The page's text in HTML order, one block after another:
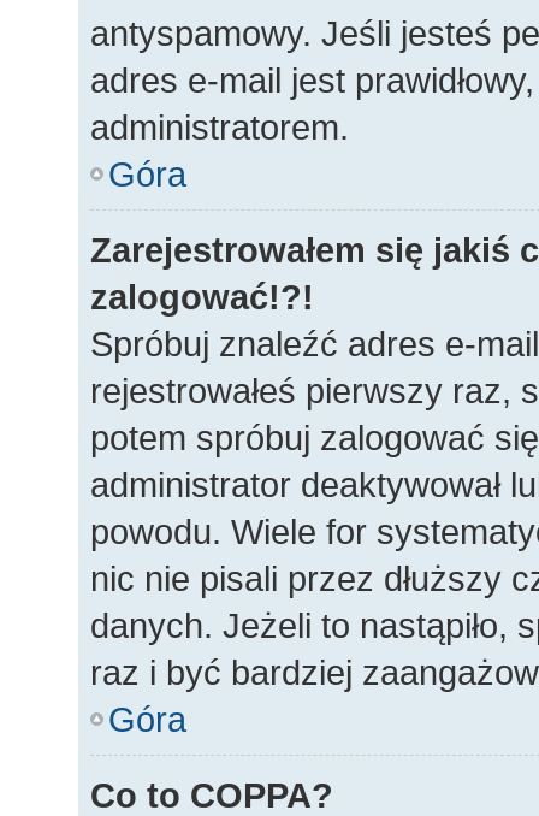
antyspamowy. Jeśli jesteś
adres e-mail jest
administratorem.
Góra
Zarejestrowałem się jakiś
zalogować!?!
Spróbuj znaleźć adres e-
rejestrowałeś pierwszy raz,
potem spróbuj zalogować
administrator deaktywował
powodu. Wiele for
nic nie pisali przez dłuższy
danych. Jeżeli to nastąpiło,
raz i być bardziej
Góra
Co to COPPA?